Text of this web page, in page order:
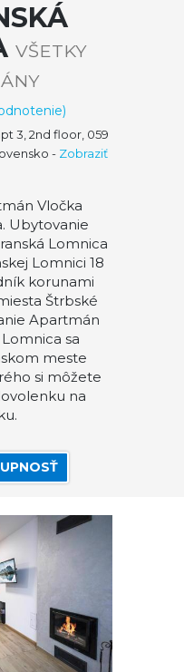
VŠETKY
3, 2nd floor, 059
- Zobraziť
Vločka
Ubytovanie
Lomnica
Lomnici 18
korunami
Štrbské
Apartmán
sa
meste
si môžete
na